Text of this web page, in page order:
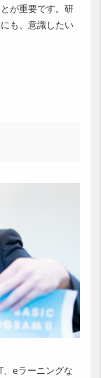
が重要です。研
も、意識したい
、eラーニングな